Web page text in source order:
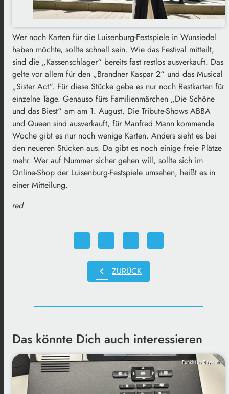
Wer noch Karten für die Luisenburg-Festspiele in Wunsiedel
haben möchte, sollte schnell sein. Wie das Festival mitteilt,
sind die „Kassenschlager“ bereits fast restlos ausverkauft. Das
gelte vor allem für den „Brandner Kaspar 2“ und das Musical
„Sister Act“. Für diese Stücke gebe es nur noch Restkarten für
einzelne Tage. Genauso fürs Familienmärchen „Die Schöne
und das Biest“ am am 1. August. Die Tribute-Shows ABBA
und Queen sind ausverkauft, für Manfred Mann kommende
Woche gibt es nur noch wenige Karten. Anders sieht es bei
den neueren Stücken aus. Da gibt es noch einige freie Plätze
mehr. Wer auf Nummer sicher gehen will, sollte sich im
Online-Shop der Luisenburg-Festspiele umsehen, heißt es in
einer Mitteilung.
red
chevron_left ZURÜCK
Das könnte Dich auch interessieren
Funkhaus Bayreuth